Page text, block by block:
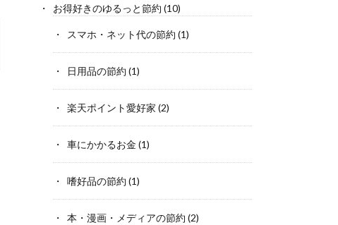
お得好きのゆるっと節約 (10)
スマホ・ネット代の節約 (1)
日用品の節約 (1)
楽天ポイント愛好家 (2)
車にかかるお金 (1)
嗜好品の節約 (1)
本・漫画・メディアの節約 (2)